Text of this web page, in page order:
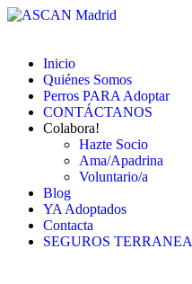
Inicio
Quiénes Somos
Perros PARA Adoptar
CONTÁCTANOS
Colabora!
Hazte Socio
Ama/Apadrina
Voluntario/a
Blog
YA Adoptados
Contacta
SEGUROS TERRANEA